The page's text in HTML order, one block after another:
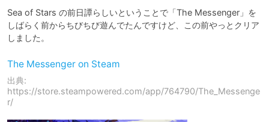
Sea of Stars の前日譚らしいということで「The Messenger」を
しばらく前からちびちび遊んでたんですけど、この前やっとクリア
しました。
The Messenger on Steam
出典:
https://store.steampowered.com/app/764790/The_Messenge
r/